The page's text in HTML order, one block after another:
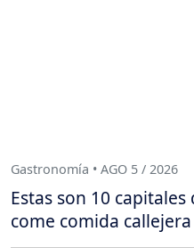
Gastronomía • AGO 5 / 2026
Estas son 10
come comida